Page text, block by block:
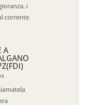
i
corrente
A